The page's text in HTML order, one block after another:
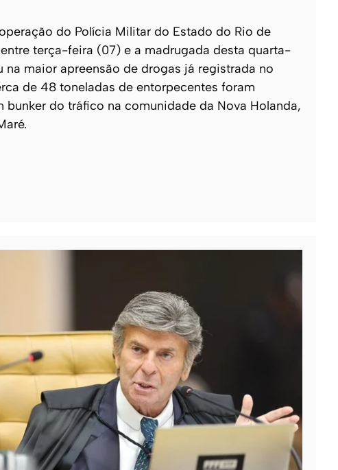
do Polícia Militar do Estado do Rio de
terça-feira (07) e a madrugada desta quarta-
na maior apreensão de drogas já registrada no
de 48 toneladas de entorpecentes foram
bunker do tráfico na comunidade da Nova Holanda,